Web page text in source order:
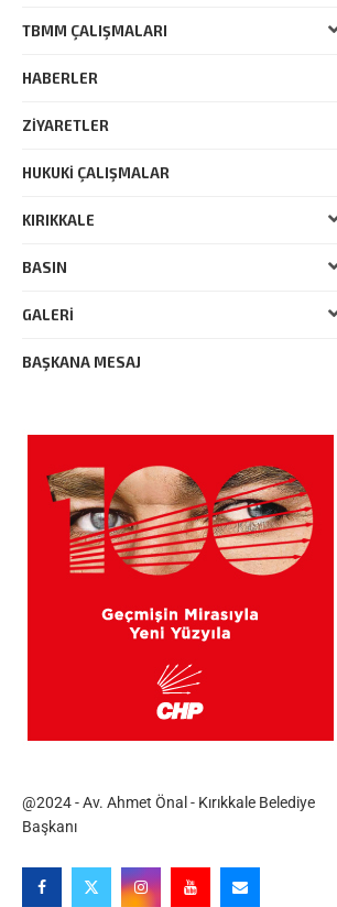
TBMM ÇALIŞMALARI
HABERLER
ZIYARETLER
HUKUKI ÇALIŞMALAR
KIRIKKALE
BASIN
GALERI
BAŞKANA MESAJ
@2024 - Av. Ahmet Önal - Kırıkkale Belediye
Başkanı